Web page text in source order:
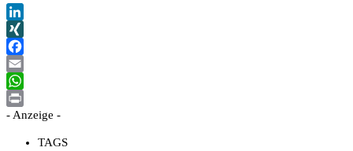
LinkedIn
XING
Facebook
Email
WhatsApp
Print
- Anzeige -
TAGS